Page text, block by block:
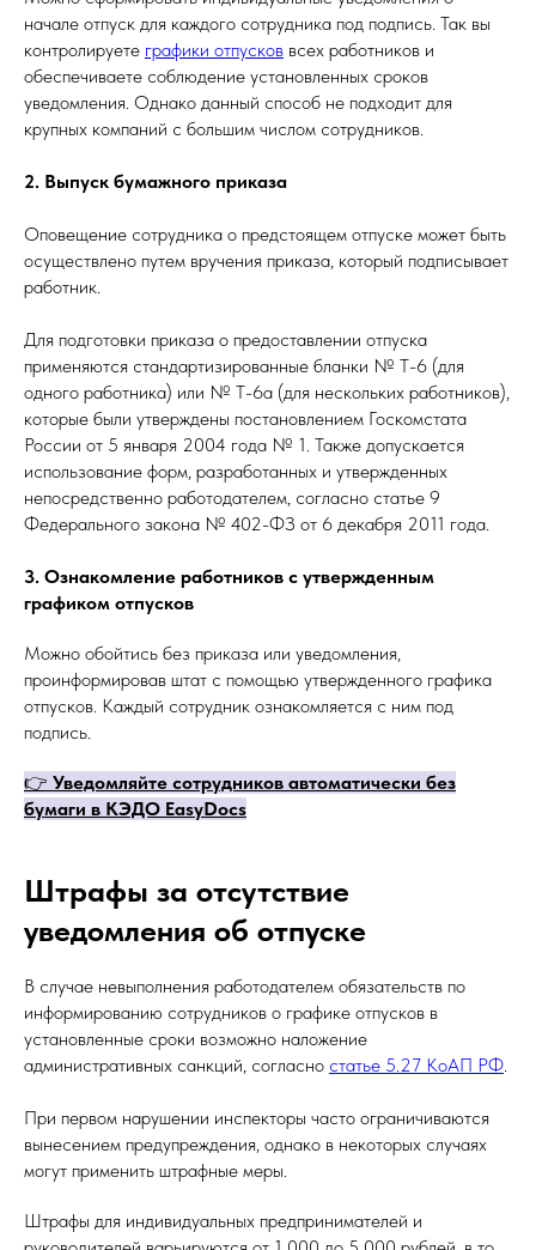
начале отпуск для каждого сотрудника под подпись. Так вы
контролируете графики отпусков всех работников и
обеспечиваете соблюдение установленных сроков
уведомления. Однако данный способ не подходит для
крупных компаний с большим числом сотрудников.
2. Выпуск бумажного приказа
Оповещение сотрудника о предстоящем отпуске может быть
осуществлено путем вручения приказа, который подписывает
работник.
Для подготовки приказа о предоставлении отпуска
применяются стандартизированные бланки № Т-6 (для
одного работника) или № Т-6а (для нескольких работников),
которые были утверждены постановлением Госкомстата
России от 5 января 2004 года № 1. Также допускается
использование форм, разработанных и утвержденных
непосредственно работодателем, согласно статье 9
Федерального закона № 402-ФЗ от 6 декабря 2011 года.
3. Ознакомление работников с утвержденным
графиком отпусков
Можно обойтись без приказа или уведомления,
проинформировав штат с помощью утвержденного графика
отпусков. Каждый сотрудник ознакомляется с ним под
подпись.
👉 Уведомляйте сотрудников автоматически без
бумаги в КЭДО EasyDocs
Штрафы за отсутствие
уведомления об отпуске
В случае невыполнения работодателем обязательств по
информированию сотрудников о графике отпусков в
установленные сроки возможно наложение
административных санкций, согласно статье 5.27 КоАП РФ.
При первом нарушении инспекторы часто ограничиваются
вынесением предупреждения, однако в некоторых случаях
могут применить штрафные меры.
Штрафы для индивидуальных предпринимателей и